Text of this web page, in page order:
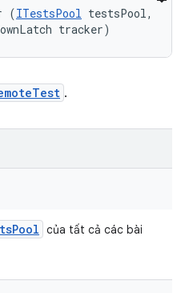
(ITestsPool testsPool,
tracker)
.
Pool của tất cả các bài